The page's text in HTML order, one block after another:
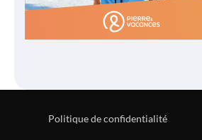
Politique de confidentialité